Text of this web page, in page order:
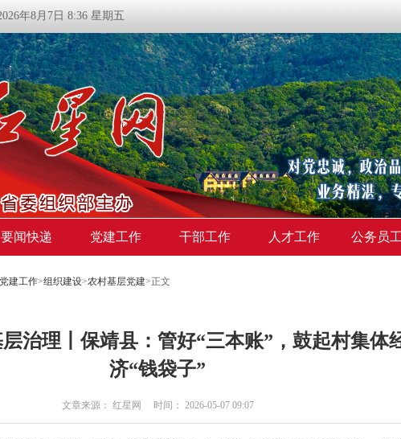
年8月7日 8:36 星期五
要闻快递 党建工作 干部工作 人才工作 公务员
党建工作>组织建设>农村基层党建>正文
治理丨​保靖县：管好“三本账”，鼓起村集体
济“钱袋子”
文章来源： 红星网 时间： 2026-05-07 09:07